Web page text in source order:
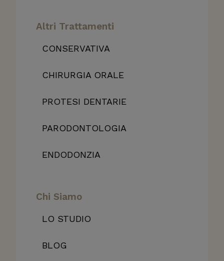
Altri Trattamenti
CONSERVATIVA
CHIRURGIA ORALE
PROTESI DENTARIE
PARODONTOLOGIA
ENDODONZIA
Chi Siamo
LO STUDIO
BLOG